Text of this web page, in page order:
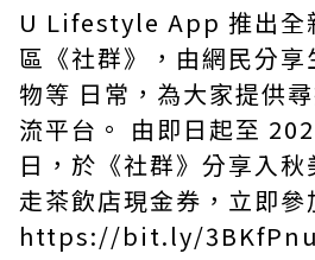
U Lifestyle App 推出全
區《社群》，由網民分
物等 日常，為大家提供
流平台。 由即日起至
日，於《社群》分享入
走茶飲店現金券，立即參
https://bit.ly/3BKfPnu